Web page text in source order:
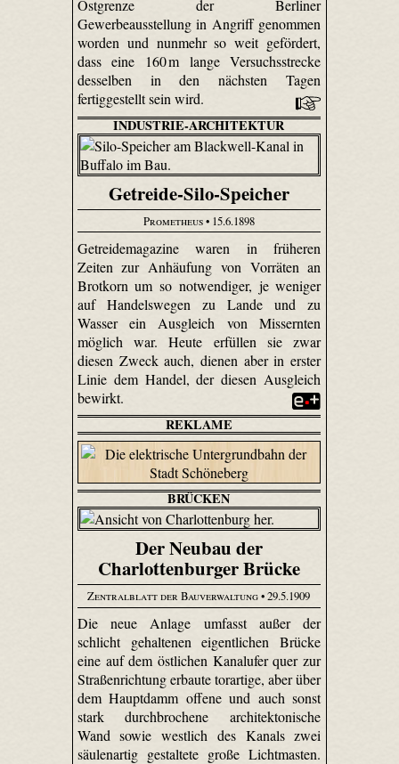
Ostgrenze der Berliner
Gewerbeausstellung in Angriff genommen
worden und nunmehr so weit gefördert,
dass eine 160 m lange Versuchsstrecke
desselben in den nächsten Tagen
fertiggestellt sein wird.
INDUSTRIE-ARCHITEKTUR
Getreide-Silo-Speicher
Prometheus• 15.6.1898
Getreidemagazine waren in früheren
Zeiten zur Anhäufung von Vorräten an
Brotkorn um so notwendiger, je weniger
auf Handelswegen zu Lande und zu
Wasser ein Ausgleich von Missernten
möglich war. Heute erfüllen sie zwar
diesen Zweck auch, dienen aber in erster
Linie dem Handel, der diesen Ausgleich
bewirkt.
REKLAME
BRÜCKEN
Der Neubau der
Charlottenburger Brücke
Zentralblatt der Bauverwaltung• 29.5.1909
Die neue Anlage umfasst außer der
schlicht gehaltenen eigentlichen Brücke
eine auf dem östlichen Kanalufer quer zur
Straßenrichtung erbaute torartige, aber über
dem Hauptdamm offene und auch sonst
stark durchbrochene architektonische
Wand sowie westlich des Kanals zwei
säulenartig gestaltete große Lichtmasten.